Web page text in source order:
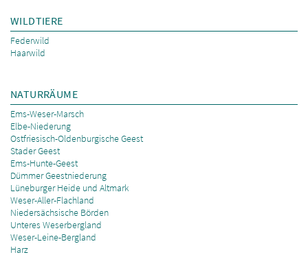
WILDTIERE
Federwild
Haarwild
NATURRÄUME
Ems-Weser-Marsch
Elbe-Niederung
Ostfriesisch-Oldenburgische Geest
Stader Geest
Ems-Hunte-Geest
Dümmer Geestniederung
Lüneburger Heide und Altmark
Weser-Aller-Flachland
Niedersächsische Börden
Unteres Weserbergland
Weser-Leine-Bergland
Harz